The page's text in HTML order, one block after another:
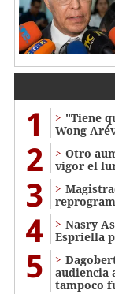
1
"Tiene
Wong
2
Otro
vigor el
3
4
Nasry
Espriella
5
audiencia
tampoco